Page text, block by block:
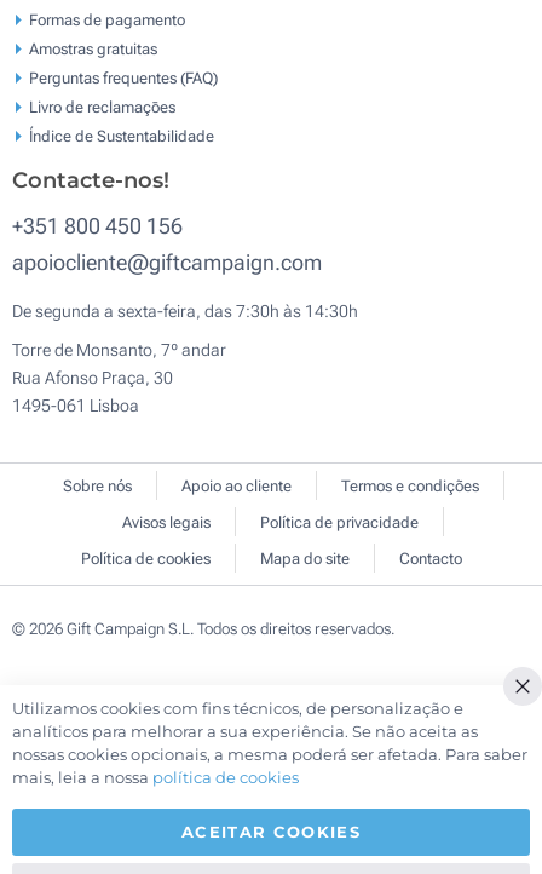
Formas de pagamento
Amostras gratuitas
Perguntas frequentes (FAQ)
Livro de reclamaçōes
Índice de Sustentabilidade
Contacte-nos!
+351 800 450 156
apoiocliente@giftcampaign.com
De segunda a sexta-feira, das 7:30h às 14:30h
Torre de Monsanto, 7º andar
Rua Afonso Praça, 30
1495-061 Lisboa
Sobre nós Apoio ao cliente
Termos e condições
Avisos legais
Política de privacidade
Política de cookies
Mapa do site Contacto
© 2026 Gift Campaign S.L. Todos os direitos reservados.
Utilizamos cookies com fins técnicos, de personalização e
analíticos para melhorar a sua experiência. Se não aceita as
nossas cookies opcionais, a mesma poderá ser afetada. Para saber
mais, leia a nossa política de cookies
ACEITAR COOKIES